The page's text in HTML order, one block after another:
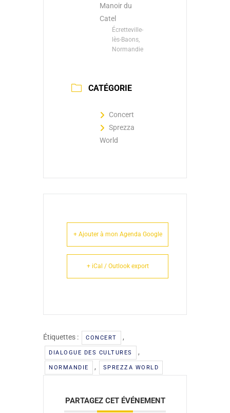
Manoir du
Catel
Écretteville-
lès-Baons,
Normandie
CATÉGORIE
Concert
Sprezza
World
+ Ajouter à mon Agenda Google
+ iCal / Outlook export
Étiquettes : CONCERT ,
DIALOGUE DES CULTURES ,
NORMANDIE , SPREZZA WORLD
PARTAGEZ CET ÉVÉNEMENT